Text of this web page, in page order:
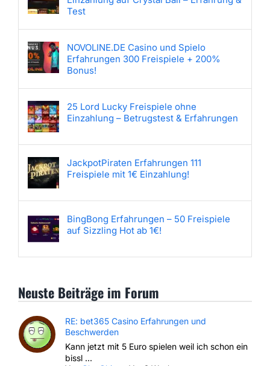
Test
NOVOLINE.DE Casino und Spielo
Erfahrungen 300 Freispiele + 200%
Bonus!
25 Lord Lucky Freispiele ohne
Einzahlung – Betrugstest & Erfahrungen
JackpotPiraten Erfahrungen 111
Freispiele mit 1€ Einzahlung!
BingBong Erfahrungen – 50 Freispiele
auf Sizzling Hot ab 1€!
Neuste Beiträge im Forum
RE: bet365 Casino Erfahrungen und
Beschwerden
Kann jetzt mit 5 Euro spielen weil ich schon ein
bissl ...